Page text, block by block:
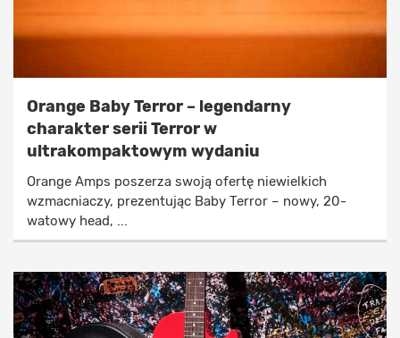
Orange Baby Terror – legendarny
charakter serii Terror w
ultrakompaktowym wydaniu
Orange Amps poszerza swoją ofertę niewielkich
wzmacniaczy, prezentując Baby Terror – nowy, 20-
watowy head, ...